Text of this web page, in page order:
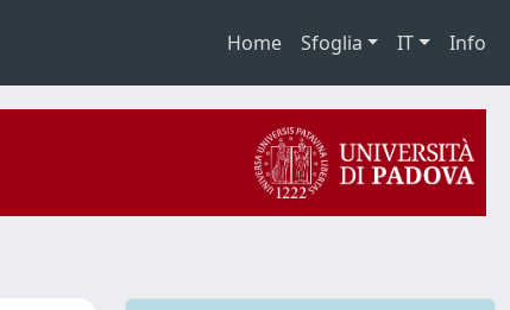
Home Sfoglia IT Info